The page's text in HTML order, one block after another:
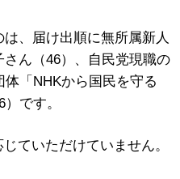
、届け出順に無所属新人
ん（46）、自民党現職の
「NHKから国民を守る
です。
ていただけていません。